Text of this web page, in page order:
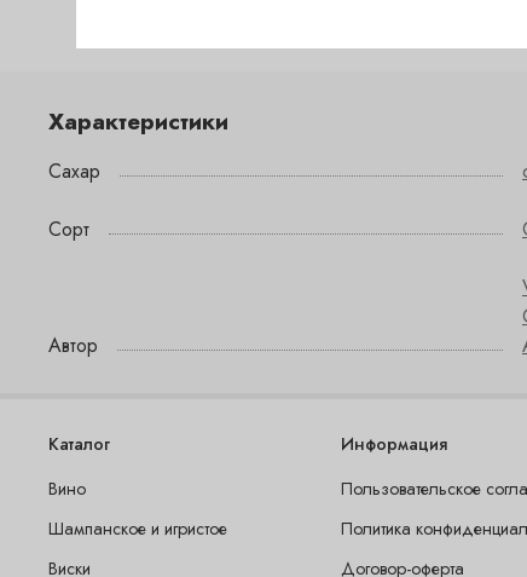
Характеристики
Сахар
Сорт
Автор
Каталог
Вино
Шампанское и игристое
Виски
Информация
Пользовательское
Политика
Договор-оферта